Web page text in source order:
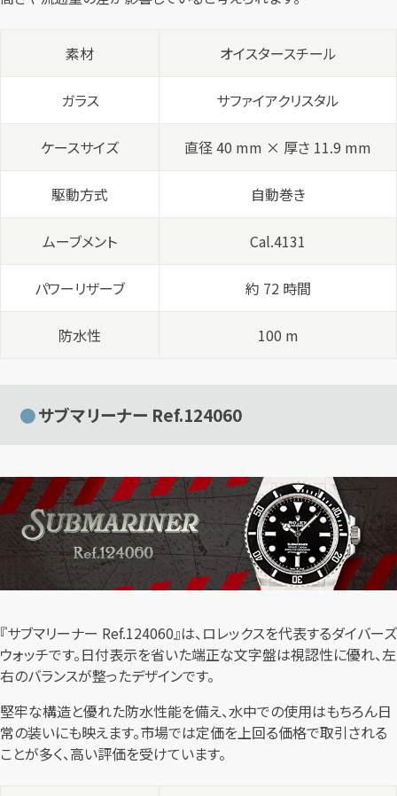
素材 オイスタースチール
ガラス サファイアクリスタル
ケースサイズ 直径 40 mm × 厚さ 11.9 mm
駆動方式 自動巻き
ムーブメント Cal.4131
パワーリザーブ 約 72 時間
防水性 100 m
サブマリーナー Ref.124060
『サブマリーナー Ref.124060』は、ロレックスを代表するダイバーズ
ウォッチです。日付表示を省いた端正な文字盤は視認性に優れ、左
右のバランスが整ったデザインです。
堅牢な構造と優れた防水性能を備え、水中での使用はもちろん日
常の装いにも映えます。市場では定価を上回る価格で取引される
ことが多く、高い評価を受けています。